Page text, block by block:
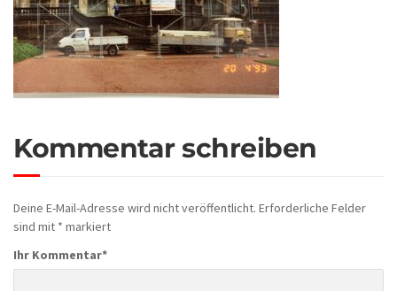
Kommentar schreiben
Deine E-Mail-Adresse wird nicht veröffentlicht. Erforderliche Felder
sind mit * markiert
Ihr Kommentar*